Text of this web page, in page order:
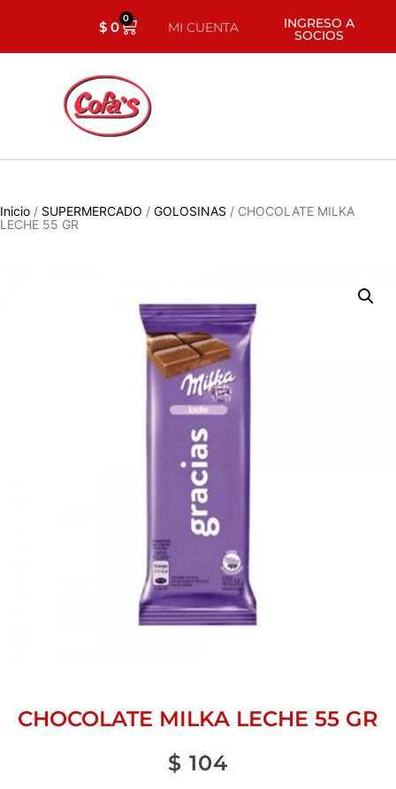
$0 0
MI CUENTA INGRESO A
SOCIOS
Inicio / SUPERMERCADO / GOLOSINAS / CHOCOLATE MILKA
LECHE 55 GR
CHOCOLATE MILKA LECHE 55 GR
$ 104